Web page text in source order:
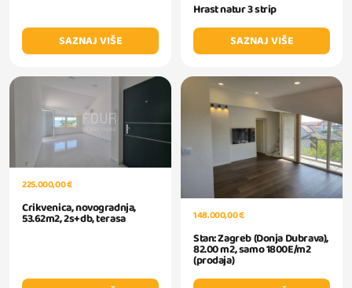
SAZNAJ VIŠE
Hrast natur 3 strip
SAZNAJ VIŠE
225.000,00 €
Crikvenica, novogradnja,
53.62m2, 2s+db, terasa 148.000,00 €
Stan: Zagreb (Donja Dubrava),
82.00 m2, samo 1800E/m2
(prodaja)